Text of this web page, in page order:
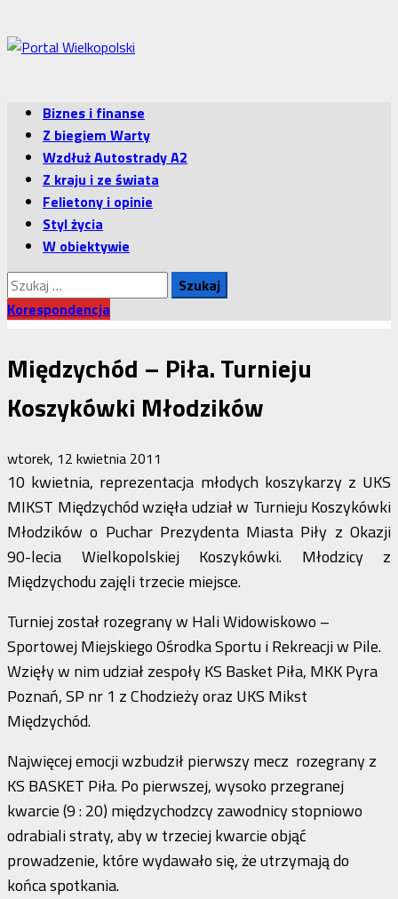
do
treści
Menu
główne
Biznes i finanse
Z biegiem Warty
Wzdłuż Autostrady A2
Z kraju i ze świata
Felietony i opinie
Styl życia
W obiektywie
Szukaj:
Korespondencja
Międzychód – Piła. Turnieju
Koszykówki Młodzików
wtorek, 12 kwietnia 2011
10 kwietnia, reprezentacja młodych koszykarzy z UKS
MIKST Międzychód wzięła udział w Turnieju Koszykówki
Młodzików o Puchar Prezydenta Miasta Piły z Okazji
90-lecia Wielkopolskiej Koszykówki. Młodzicy z
Międzychodu zajęli trzecie miejsce.
Turniej został rozegrany w Hali Widowiskowo –
Sportowej Miejskiego Ośrodka Sportu i Rekreacji w Pile.
Wzięły w nim udział zespoły KS Basket Piła, MKK Pyra
Poznań, SP nr 1 z Chodzieży oraz UKS Mikst
Międzychód.
Najwięcej emocji wzbudził pierwszy mecz rozegrany z
KS BASKET Piła. Po pierwszej, wysoko przegranej
kwarcie (9 : 20) międzychodzcy zawodnicy stopniowo
odrabiali straty, aby w trzeciej kwarcie objąć
prowadzenie, które wydawało się, że utrzymają do
końca spotkania.